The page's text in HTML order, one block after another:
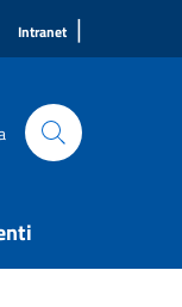
Intranet |